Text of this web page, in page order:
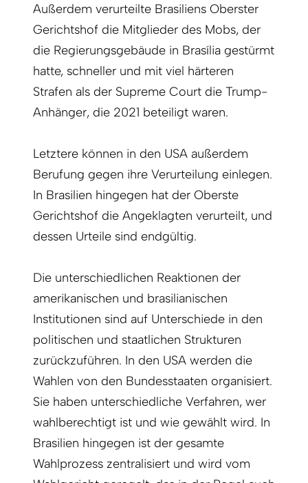
Außerdem verurteilte Brasiliens Oberster
Gerichtshof die Mitglieder des Mobs, der
die Regierungsgebäude in Brasília gestürmt
hatte, schneller und mit viel härteren
Strafen als der Supreme Court die Trump-
Anhänger, die 2021 beteiligt waren.
Letztere können in den USA außerdem
Berufung gegen ihre Verurteilung einlegen.
In Brasilien hingegen hat der Oberste
Gerichtshof die Angeklagten verurteilt, und
dessen Urteile sind endgültig.
Die unterschiedlichen Reaktionen der
amerikanischen und brasilianischen
Institutionen sind auf Unterschiede in den
politischen und staatlichen Strukturen
zurückzuführen. In den USA werden die
Wahlen von den Bundesstaaten organisiert.
Sie haben unterschiedliche Verfahren, wer
wahlberechtigt ist und wie gewählt wird. In
Brasilien hingegen ist der gesamte
Wahlprozess zentralisiert und wird vom